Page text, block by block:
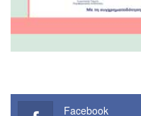
Facebook